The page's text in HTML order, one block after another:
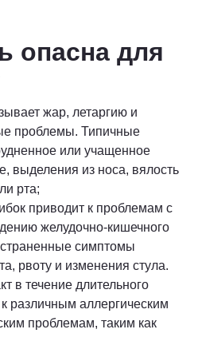
опасна для
жар, летаргию и
проблемы. Типичные
или учащенное
выделения из носа, вялость
рта;
приводит к проблемам с
желудочно-кишечного
симптомы
рвоту и изменения стула.
в течение длительного
различным аллергическим
проблемам, таким как